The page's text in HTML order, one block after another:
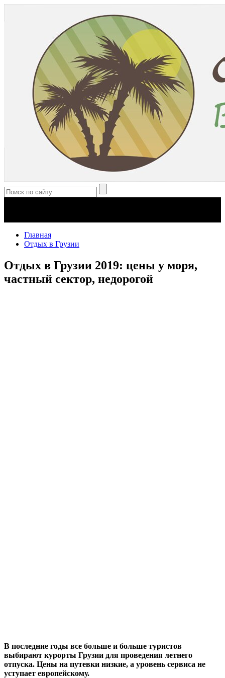
Главная
Отдых в Грузии
Отдых в Грузии 2019: цены у моря,
частный сектор, недорогой
В последние годы все больше и больше туристов
выбирают курорты Грузии для проведения летнего
отпуска. Цены на путевки низкие, а уровень сервиса не
уступает европейскому.